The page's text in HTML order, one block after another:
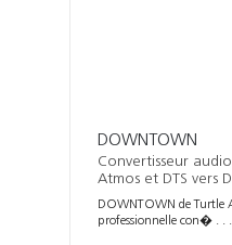
DOWNTOWN
Convertisseur
Atmos et DTS vers
DOWNTOWN de Turtle
professionnelle con� . . .